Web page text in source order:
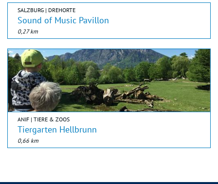
SALZBURG | DREHORTE
Sound of Music Pavillon
0,27 km
ANIF | TIERE & ZOOS
Tiergarten Hellbrunn
0,66 km